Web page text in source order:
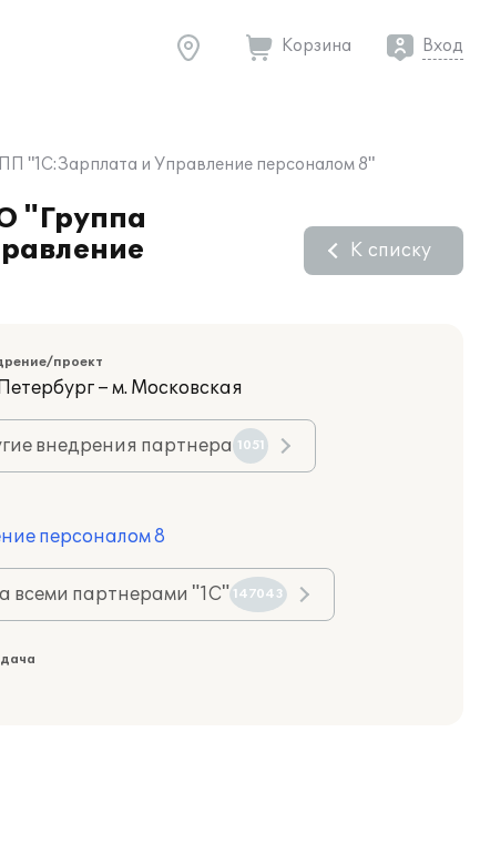
Корзина Вход
"1С:Зарплата и Управление персоналом 8"
"Группа
К списку
проект
– м. Московская
внедрения партнера 1051
персоналом 8
всеми партнерами "1С" 147043